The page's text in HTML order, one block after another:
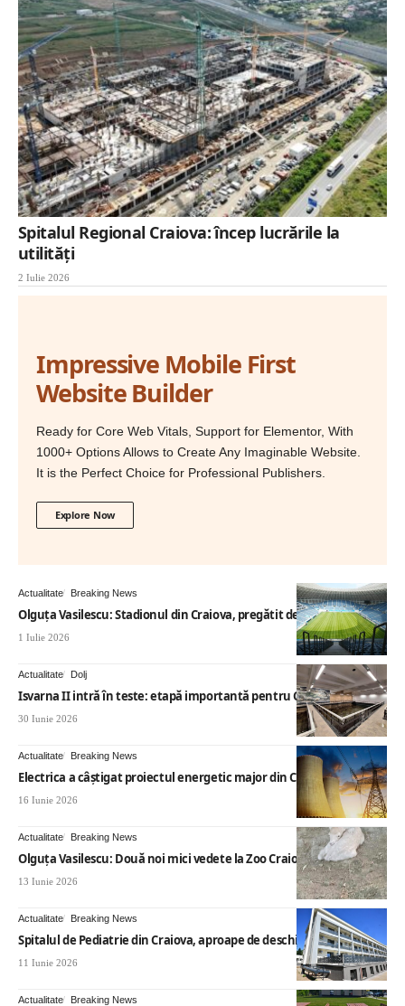
Spitalul Regional Craiova: încep lucrările la
utilități
2 Iulie 2026
Impressive Mobile First
Website Builder
Ready for Core Web Vitals, Support for Elementor, With
1000+ Options Allows to Create Any Imaginable Website.
It is the Perfect Choice for Professional Publishers.
Explore Now
Actualitate Breaking News
Olguța Vasilescu: Stadionul din Craiova, pregătit de sezon
1 Iulie 2026
Actualitate Dolj
Isvarna II intră în teste: etapă importantă pentru Craiova
30 Iunie 2026
Actualitate Breaking News
Electrica a câștigat proiectul energetic major din Craiova
16 Iunie 2026
Actualitate Breaking News
Olguța Vasilescu: Două noi mici vedete la Zoo Craiova
13 Iunie 2026
Actualitate Breaking News
Spitalul de Pediatrie din Craiova, aproape de deschidere
11 Iunie 2026
Actualitate Breaking News